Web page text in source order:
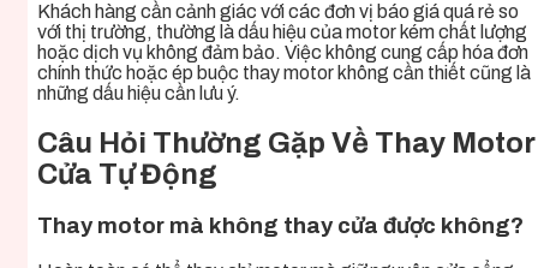
Khách hàng cần cảnh giác với các đơn vị báo giá quá rẻ so
với thị trường, thường là dấu hiệu của motor kém chất lượng
hoặc dịch vụ không đảm bảo. Việc không cung cấp hóa đơn
chính thức hoặc ép buộc thay motor không cần thiết cũng là
những dấu hiệu cần lưu ý.
Câu Hỏi Thường Gặp Về Thay Motor
Cửa Tự Động
Thay motor mà không thay cửa được không?